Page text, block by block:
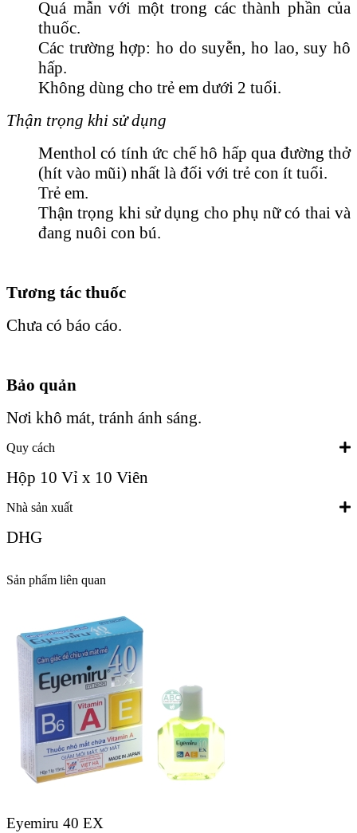
Quá mẫn với một trong các thành phần của
thuốc.
Các trường hợp: ho do suyễn, ho lao, suy hô
hấp.
Không dùng cho trẻ em dưới 2 tuổi.
Thận trọng khi sử dụng
Menthol có tính ức chế hô hấp qua đường thở
(hít vào mũi) nhất là đối với trẻ con ít tuổi.
Trẻ em.
Thận trọng khi sử dụng cho phụ nữ có thai và
đang nuôi con bú.
Tương tác thuốc
Chưa có báo cáo.
Bảo quản
Nơi khô mát, tránh ánh sáng.
Quy cách
Hộp 10 Vỉ x 10 Viên
Nhà sản xuất
DHG
Sản phẩm liên quan
Eyemiru 40 EX